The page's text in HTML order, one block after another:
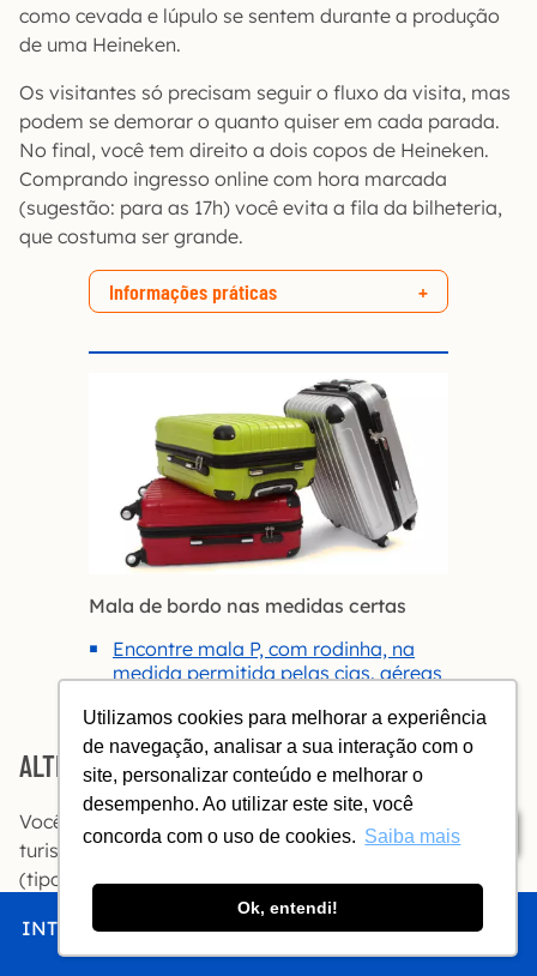
Utilizamos cookies para melhorar a experiência
de navegação, analisar a sua interação com o
site, personalizar conteúdo e melhorar o
desempenho. Ao utilizar este site, você
concorda com o uso de cookies. Saiba mais
Ok, entendi!
INTRO CHEGAR FICAR COMER FAZER
Índice
como cevada e lúpulo se sentem durante a produção
de uma Heineken.
Os visitantes só precisam seguir o fluxo da visita, mas
podem se demorar o quanto quiser em cada parada.
No final, você tem direito a dois copos de Heineken.
Comprando ingresso online com hora marcada
(sugestão: para as 17h) você evita a fila da bilheteria,
que costuma ser grande.
Informações práticas
Mala de bordo nas medidas certas
Encontre mala P, com rodinha, na
medida permitida pelas cias. aéreas
ALTERNATIVAS À HEINEKEN EXPERIENCE
Você acha a visita da Heineken um programa muito
turistão? Então antecipe um pouco o seu itinerário
(tipo: compre o Van Gogh para as 11h em vez do meio-
dia). Assim você pode voltar à Museumplein para mais
um museu. Como o Rijksmuseum está previsto para o